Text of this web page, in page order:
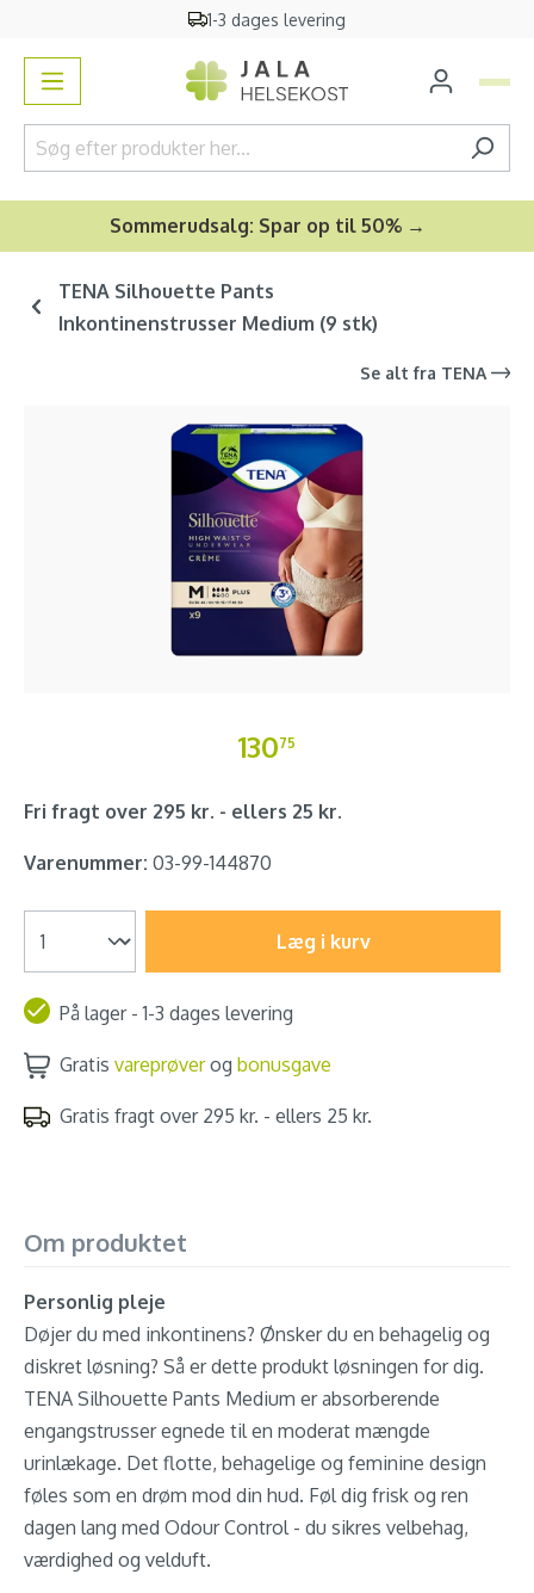
1-3 dages levering
Sommerudsalg: Spar op til 50% →
TENA Silhouette Pants
Inkontinenstrusser Medium (9 stk)
Se alt fra TENA
Spring over billedgalleri
13075
Fri fragt over 295 kr. - ellers 25 kr.
Varenummer: 03-99-144870
Læg i kurv
På lager - 1-3 dages levering
Gratis vareprøverog bonusgave
Gratis fragt over 295 kr. - ellers 25 kr.
Om produktet
Personlig pleje
Døjer du med inkontinens? Ønsker du en behagelig og
diskret løsning? Så er dette produkt løsningen for dig.
TENA Silhouette Pants Medium er absorberende
engangstrusser egnede til en moderat mængde
urinlækage. Det flotte, behagelige og feminine design
føles som en drøm mod din hud. Føl dig frisk og ren
dagen lang med Odour Control - du sikres velbehag,
værdighed og velduft.